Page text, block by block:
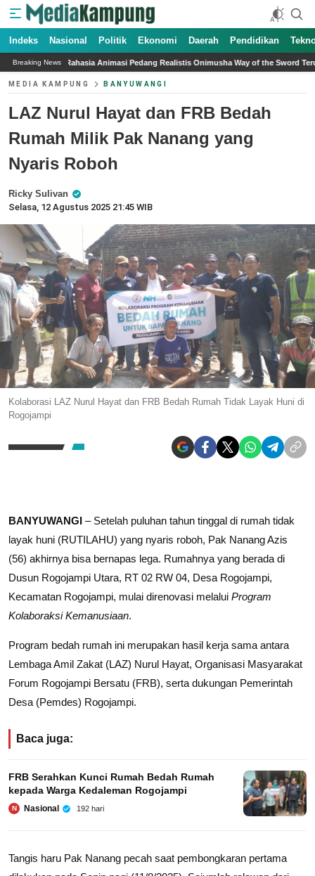
Indeks Nasional Politik Ekonomi Daerah Pendidikan
Breaking News
Pedang Realistis Onimusha Way of the Sword Terungkap Boikot
MEDIA KAMPUNG BANYUWANGI
LAZ Nurul Hayat dan FRB Bedah
Rumah Milik Pak Nanang yang
Nyaris Roboh
Ricky Sulivan
Selasa, 12 Agustus 2025 21:45 WIB
Kolaborasi LAZ Nurul Hayat dan FRB Bedah Rumah Tidak Layak Huni di
Rogojampi
BANYUWANGI – Setelah puluhan tahun tinggal di rumah tidak
layak huni (RUTILAHU) yang nyaris roboh, Pak Nanang Azis
(56) akhirnya bisa bernapas lega. Rumahnya yang berada di
Dusun Rogojampi Utara, RT 02 RW 04, Desa Rogojampi,
Kecamatan Rogojampi, mulai direnovasi melalui Program
Kolaboraksi Kemanusiaan.
Program bedah rumah ini merupakan hasil kerja sama antara
Lembaga Amil Zakat (LAZ) Nurul Hayat, Organisasi Masyarakat
Forum Rogojampi Bersatu (FRB), serta dukungan Pemerintah
Desa (Pemdes) Rogojampi.
Baca juga:
FRB Serahkan Kunci Rumah Bedah Rumah
kepada Warga Kedaleman Rogojampi
N Nasional 192 hari
Tangis haru Pak Nanang pecah saat pembongkaran pertama